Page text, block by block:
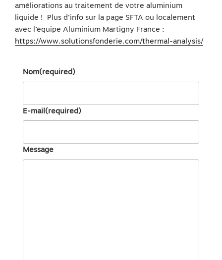
améliorations au traitement de votre aluminium
liquide ! Plus d’info sur la page SFTA ou localement
avec l’équipe Aluminium Martigny France :
https://www.solutionsfonderie.com/thermal-analysis/
Nom(required)
E-mail(required)
Message